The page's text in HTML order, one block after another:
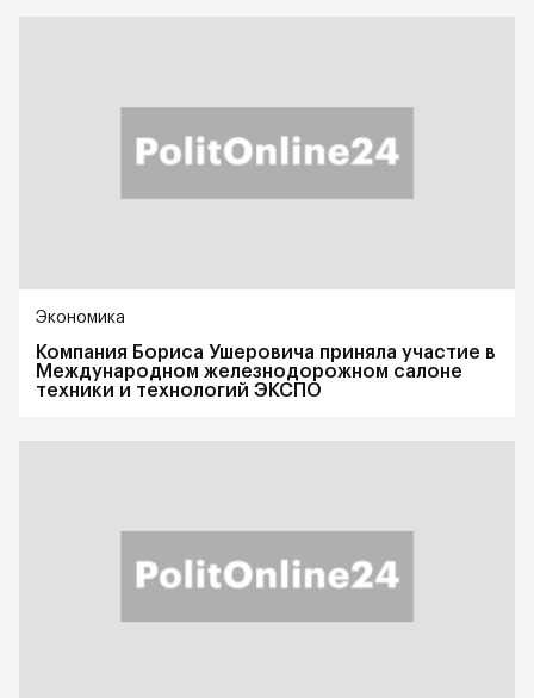
Экономика
Компания Бориса Ушеровича приняла участие в
Международном железнодорожном салоне
техники и технологий ЭКСПО